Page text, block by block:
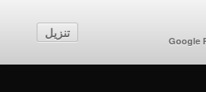
تنزيل